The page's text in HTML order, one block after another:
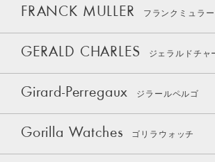
FRANCK MULLER フランクミュラー
GERALD CHARLES ジェラルドチャ
Girard-Perregaux ジラールペルゴ
Gorilla Watches ゴリラウォッチ